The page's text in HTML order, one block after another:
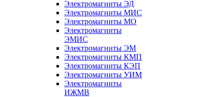
Электромагниты ЭД
Электромагниты МИС
Электромагниты МО
Электромагниты
ЭМИС
Электромагниты ЭМ
Электромагниты КМП
Электромагниты КЭП
Электромагниты УИМ
Электромагниты
ИЖМВ